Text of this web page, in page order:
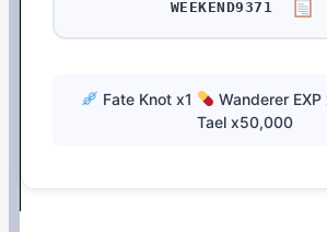
WEEKEND9371
Fate Knot x1
Wanderer
Tael x50,000